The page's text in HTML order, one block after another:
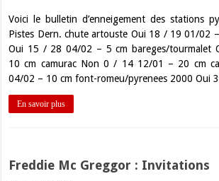
Voici le bulletin d’enneigement des stations
Pistes Dern. chute artouste Oui 18 / 19 01/02
Oui 15 / 28 04/02 – 5 cm bareges/tourmalet
10 cm camurac Non 0 / 14 12/01 – 20 cm
04/02 – 10 cm font-romeu/pyrenees 2000 Oui
En savoir plus
Freddie Mc Greggor : Invitations